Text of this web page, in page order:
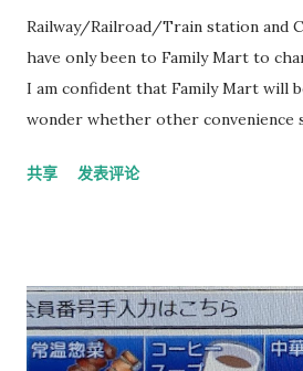
Railway/Railroad/Train station and
have only been to Family Mart to
I am confident that Family Mart will
wonder whether other convenience
共享 发表评论